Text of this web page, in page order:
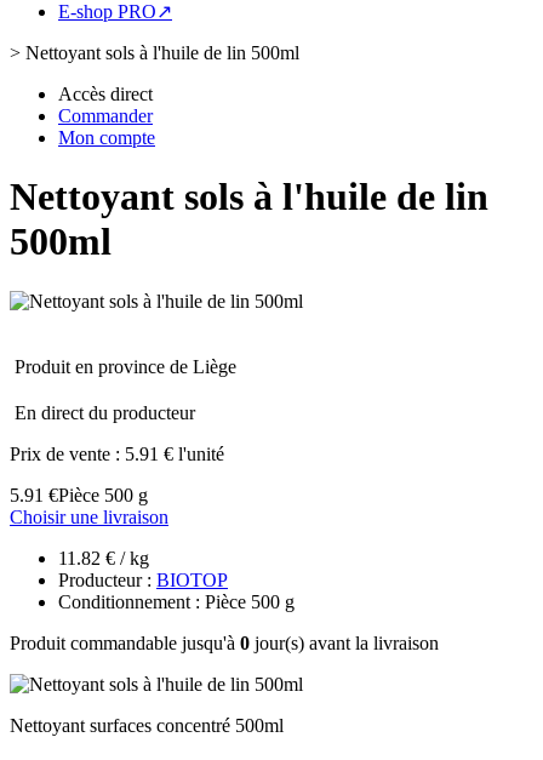
E-shop PRO↗
> Nettoyant sols à l'huile de lin 500ml
Accès direct
Commander
Mon compte
Nettoyant sols à l'huile de lin
500ml
Produit en province de Liège
En direct du producteur
Prix de vente : 5.91 € l'unité
5.91 €Pièce 500 g
Choisir une livraison
11.82 € / kg
Producteur : BIOTOP
Conditionnement : Pièce 500 g
Produit commandable jusqu'à 0 jour(s) avant la livraison
Nettoyant surfaces concentré 500ml